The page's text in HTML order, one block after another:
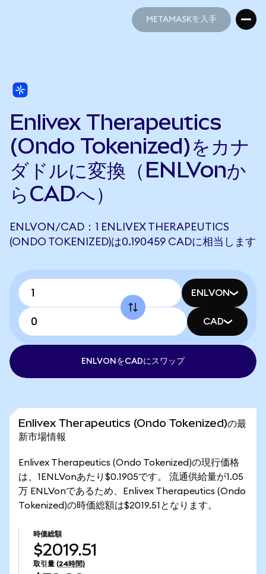
METAMASKを入手
Enlivex Therapeutics
(Ondo Tokenized)をカナ
ダドルに変換（ENLVonか
らCADへ）
ENLVON/CAD：1 ENLIVEX THERAPEUTICS
(ONDO TOKENIZED)は0.190459 CADに相当します
ENLVON
CAD
ENLVONをCADにスワップ
Enlivex Therapeutics (Ondo Tokenized)の最
新市場情報
Enlivex Therapeutics (Ondo Tokenized)の現行価格
は、1ENLVonあたり$0.1905です。 流通供給量が1.05
万 ENLVonであるため、Enlivex Therapeutics (Ondo
Tokenized)の時価総額は$2019.51となります。
時価総額
$2019.51
取引量 (24時間)